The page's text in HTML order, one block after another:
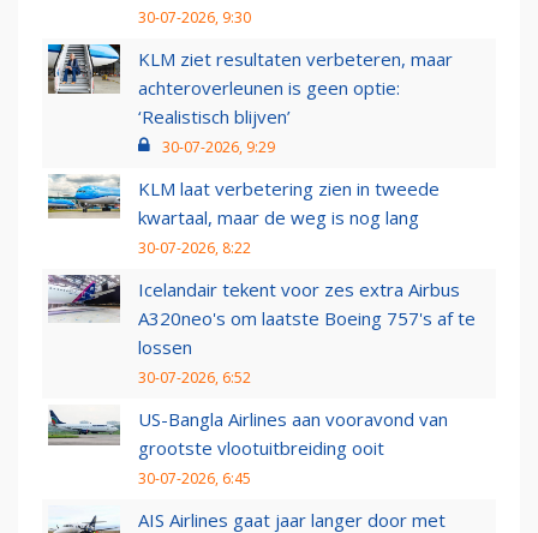
30-07-2026, 9:30
KLM ziet resultaten verbeteren, maar
achteroverleunen is geen optie:
‘Realistisch blijven’
30-07-2026, 9:29
KLM laat verbetering zien in tweede
kwartaal, maar de weg is nog lang
30-07-2026, 8:22
Icelandair tekent voor zes extra Airbus
A320neo's om laatste Boeing 757's af te
lossen
30-07-2026, 6:52
US-Bangla Airlines aan vooravond van
grootste vlootuitbreiding ooit
30-07-2026, 6:45
AIS Airlines gaat jaar langer door met